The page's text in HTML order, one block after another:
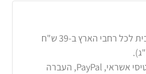
שליח עד הבית לכל רחבי הארץ ב-39 ש"ח
כרטיסי אשראי, PayPal, העברה